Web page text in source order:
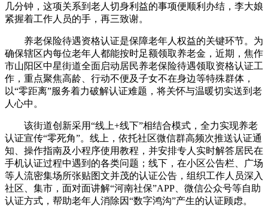
几分钟，这项关系到老人切身利益的事项便顺利办结，李大娘
紧握着工作人员的手，再三致谢。
养老保险待遇资格认证是保障老年人权益的关键环节。为
确保辖区内每位老年人都能按时足额领取养老金，近期，焦作
市山阳区中星街道全面启动居民养老保险待遇领取资格认证工
作，重点聚焦高龄、行动不便及子女不在身边等特殊群体，
以“零距离”服务着力破解认证难题，将关怀与温暖切实送到老
人心中。
该街道创新采用“线上+线下”相结合模式，全力实现养老
认证宣传“零死角”。线上，依托社区微信群高频次推送认证通
知、操作指南及小程序使用教程，并安排专人实时解答居民在
手机认证过程中遇到的各类问题；线下，在小区公告栏、广场
等人流密集场所张贴图文并茂的认证公告，组织工作人员深入
社区、集市，面对面讲解“河南社保”APP、微信公众号等自助
认证方式，帮助老年人消除因“数字鸿沟”产生的认证顾虑。